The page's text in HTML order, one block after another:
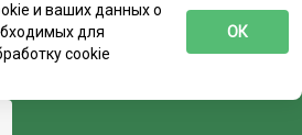
и ваших данных о
для
cookie
ОК